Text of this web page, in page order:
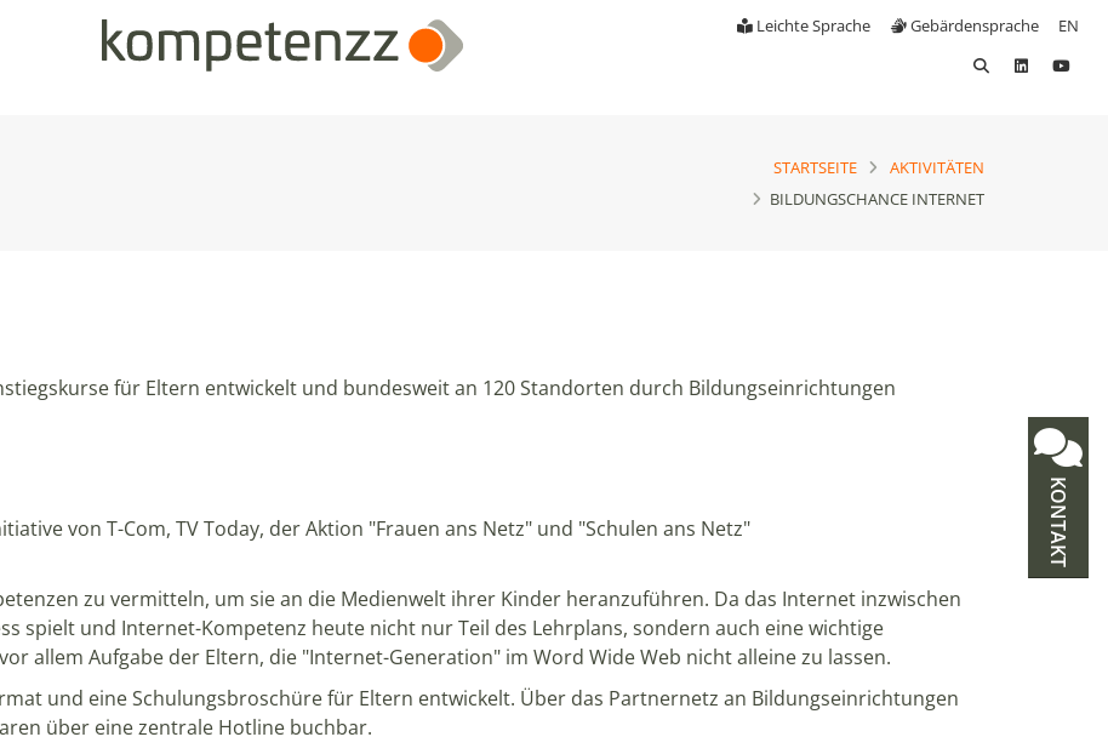
Leichte Sprache Gebärdensprache EN
STARTSEITE
AKTIVITÄTEN
BILDUNGSCHANCE INTERNET
für Eltern entwickelt und bundesweit an 120 Standorten durch Bildungseinrichtungen
von T-Com, TV Today, der Aktion "Frauen ans Netz" und "Schulen ans Netz"
zu vermitteln, um sie an die Medienwelt ihrer Kinder heranzuführen. Da das Internet inzwischen
spielt und Internet-Kompetenz heute nicht nur Teil des Lehrplans, sondern auch eine wichtige
allem Aufgabe der Eltern, die "Internet-Generation" im Word Wide Web nicht alleine zu lassen.
und eine Schulungsbroschüre für Eltern entwickelt. Über das Partnernetz an Bildungseinrichtungen
über eine zentrale Hotline buchbar.
KONTAKT